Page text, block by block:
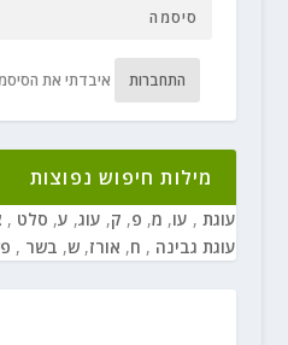
התחברות איבדתי את
מילות חיפוש נפוצות
עוגת , עו, מ, פ, ק, עוג, ע, סלט ,
עוגת גבינה , ח, אורז, ש, בשר ,